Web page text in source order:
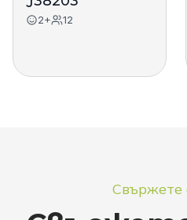
2+ 12
Свържете